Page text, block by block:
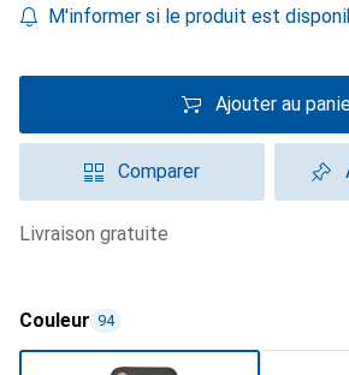
M'informer si le produit est
Ajouter au
Comparer
livraison gratuite
Couleur 94